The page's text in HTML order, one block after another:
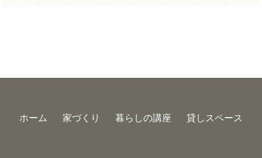
ホーム 家づくり 暮らしの講座 貸しスペース